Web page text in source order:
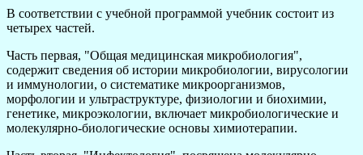
В соответствии с учебной программой учебник состоит из
четырех частей.
Часть первая, "Общая медицинская микробиология",
содержит сведения об истории микробиологии, вирусологии
и иммунологии, о систематике микроорганизмов,
морфологии и ультраструктуре, физиологии и биохимии,
генетике, микроэкологии, включает микробиологические и
молекулярно-биологические основы химиотерапии.